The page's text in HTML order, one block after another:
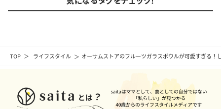
TOP ライフスタイル オーサムストアのフルーツガラスボウルが可愛すぎる！